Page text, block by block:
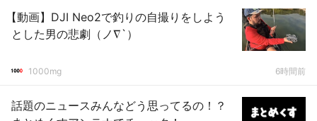
【動画】DJI Neo2で釣りの自撮りをしよう
とした男の悲劇（ノ∇`）
1000mg 6時間前
話題のニュースみんなどう思ってるの！？